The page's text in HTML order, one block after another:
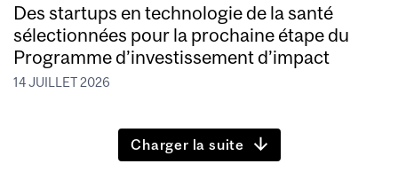
Des startups en technologie de la santé
sélectionnées pour la prochaine étape du
Programme d’investissement d’impact
14 JUILLET 2026
Charger la suite